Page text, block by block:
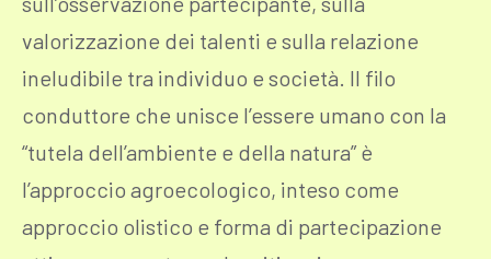
valorizzazione dei talenti e sulla relazione
ineludibile tra individuo e società. Il filo
conduttore che unisce l’essere umano con la
“tutela dell’ambiente e della natura” è
l’approccio agroecologico, inteso come
approccio olistico e forma di partecipazione